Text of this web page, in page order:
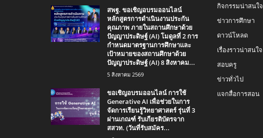
สพฐ. ขอเชิญอบรมออนไลน์
หลักสูตรการดำเนินงานประกัน
คุณภาพ ภายในสถานศึกษาด้วย
ปัญญาประดิษฐ์ (AI) โมดูลที่ 2 การ
กำหนดมาตรฐานการศึกษาและ
เป้าหมายของสถานศึกษาด้วย
ปัญญาประดิษฐ์ (AI) 8 สิงหาคม...
5 สิงหาคม 2569
ขอเชิญอบรมออนไลน์ การใช้
Generative AI เพื่อช่วยในการ
จัดการเรียนรู้วิทยาศาสตร์ รุ่นที่ 3
ผ่านเกณฑ์ รับเกียรติบัตรจาก
สสวท. (วันที่รับสมัคร...
กิจกรรมน่าสนใจ
ข่าวการศึกษา
ดาวน์โหลด
เรื่องราวน่าสนใจ
สอบครู
ข่าวทั่วไป
แจกสื่อการสอน